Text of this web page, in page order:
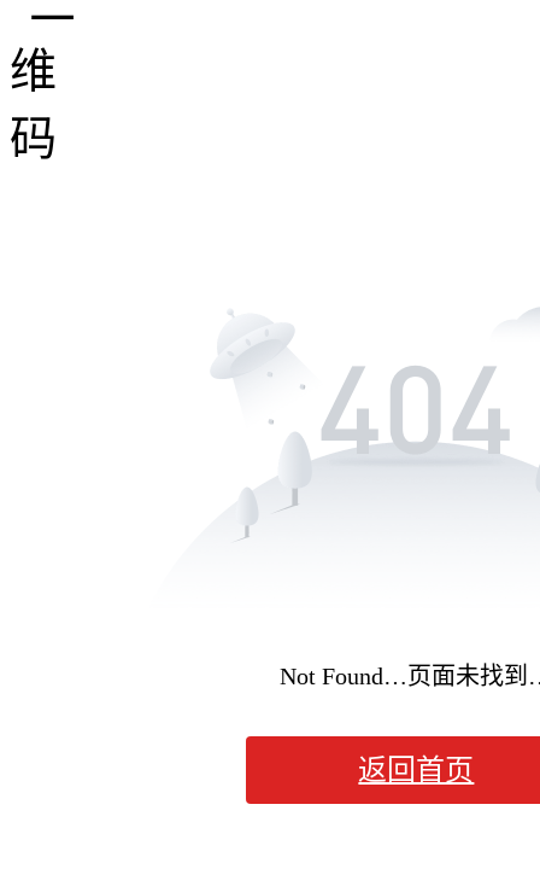
Not Found…页面未找
返回首页